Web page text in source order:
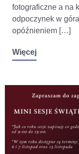
fotograficzne a na
odpoczynek w
opóźnieniem […]
Więcej